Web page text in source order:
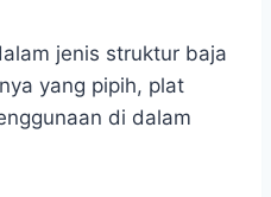
jenis struktur baja
yang pipih, plat
di dalam